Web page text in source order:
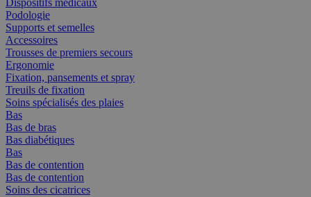
Dispositifs médicaux
Podologie
Supports et semelles
Accessoires
Trousses de premiers secours
Ergonomie
Fixation, pansements et spray
Treuils de fixation
Soins spécialisés des plaies
Bas
Bas de bras
Bas diabétiques
Bas
Bas de contention
Bas de contention
Soins des cicatrices